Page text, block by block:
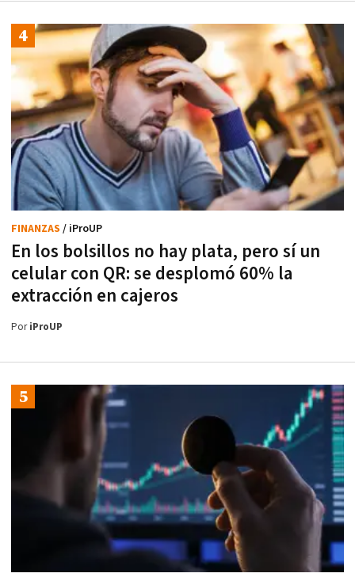
En los bolsillos no hay plata, pero sí un
celular con QR: se desplomó 60% la
extracción en cajeros
FINANZAS / iProUP
PoriProUP